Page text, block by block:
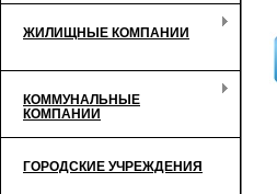
ЖИЛИЩНЫЕ КОМПАНИИ
КОММУНАЛЬНЫЕ
КОМПАНИИ
ГОРОДСКИЕ УЧРЕЖДЕНИЯ